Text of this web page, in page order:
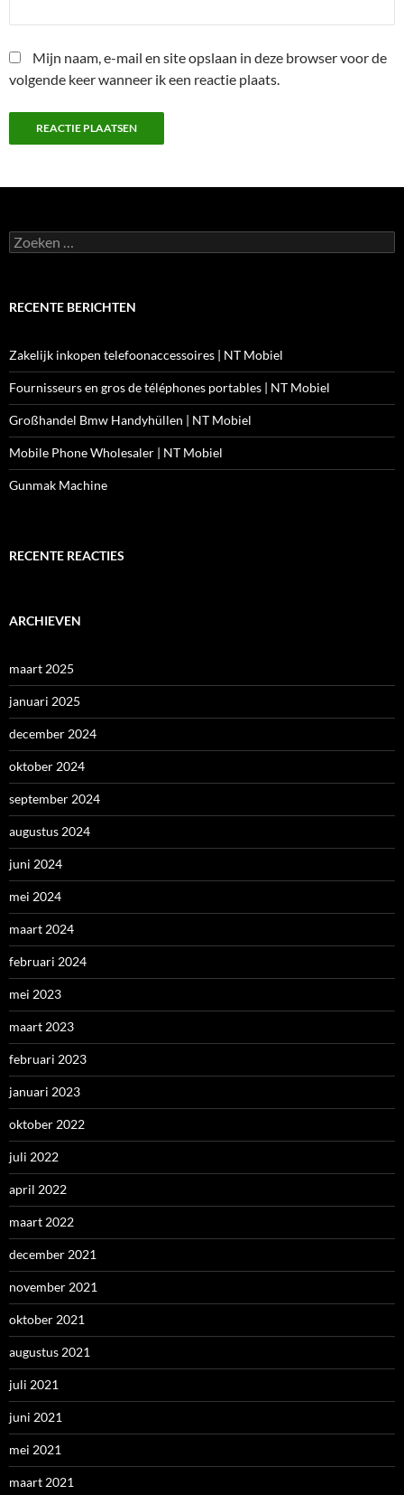
Mijn naam, e-mail en site opslaan in deze browser voor de
volgende keer wanneer ik een reactie plaats.
Zoeken
naar:
RECENTE BERICHTEN
Zakelijk inkopen telefoonaccessoires | NT Mobiel
Fournisseurs en gros de téléphones portables | NT Mobiel
Großhandel Bmw Handyhüllen | NT Mobiel
Mobile Phone Wholesaler | NT Mobiel
Gunmak Machine
RECENTE REACTIES
ARCHIEVEN
maart 2025
januari 2025
december 2024
oktober 2024
september 2024
augustus 2024
juni 2024
mei 2024
maart 2024
februari 2024
mei 2023
maart 2023
februari 2023
januari 2023
oktober 2022
juli 2022
april 2022
maart 2022
december 2021
november 2021
oktober 2021
augustus 2021
juli 2021
juni 2021
mei 2021
maart 2021